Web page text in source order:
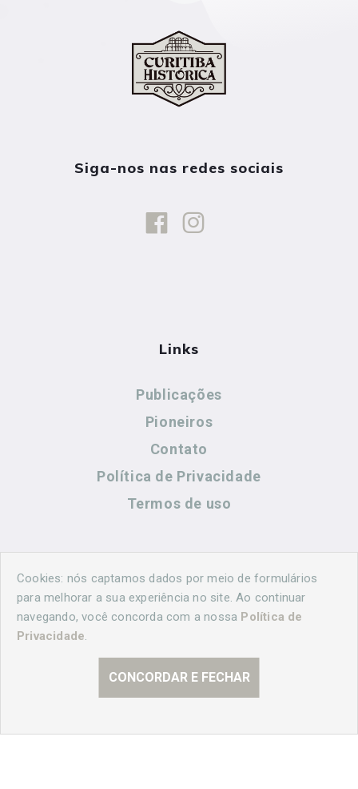
Siga-nos nas redes sociais
Links
Publicações
Pioneiros
Contato
Política de Privacidade
Termos de uso
Contato
(44) 99883-8883
Cookies: nós captamos dados por meio de formulários
para melhorar a sua experiência no site. Ao continuar
navegando, você concorda com a nossa Política de
Privacidade.
CONCORDAR E FECHAR